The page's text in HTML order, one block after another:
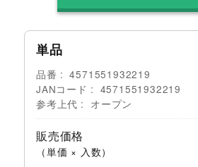
単品
品番
4571551932219
JANコード
4571551932219
参考上代
オープン
販売価格
（単価 × 入数）